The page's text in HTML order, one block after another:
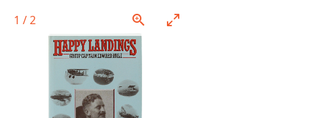
1 /2